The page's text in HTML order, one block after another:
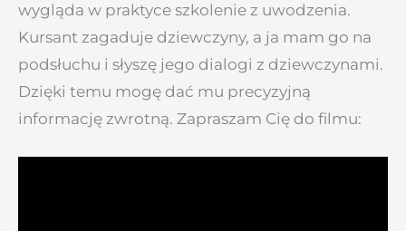
wygląda w praktyce szkolenie z uwodzenia.
Kursant zagaduje dziewczyny, a ja mam go na
podsłuchu i słyszę jego dialogi z dziewczynami.
Dzięki temu mogę dać mu precyzyjną
informację zwrotną. Zapraszam Cię do filmu: